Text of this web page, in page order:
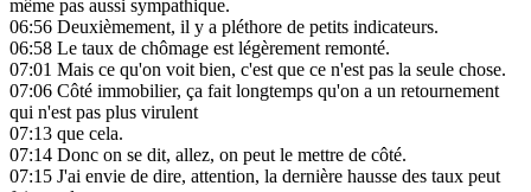
même pas aussi sympathique.
06:56 Deuxièmement, il y a pléthore de petits indicateurs.
06:58 Le taux de chômage est légèrement remonté.
07:01 Mais ce qu'on voit bien, c'est que ce n'est pas la seule chose.
07:06 Côté immobilier, ça fait longtemps qu'on a un retournement
qui n'est pas plus virulent
07:13 que cela.
07:14 Donc on se dit, allez, on peut le mettre de côté.
07:15 J'ai envie de dire, attention, la dernière hausse des taux peut